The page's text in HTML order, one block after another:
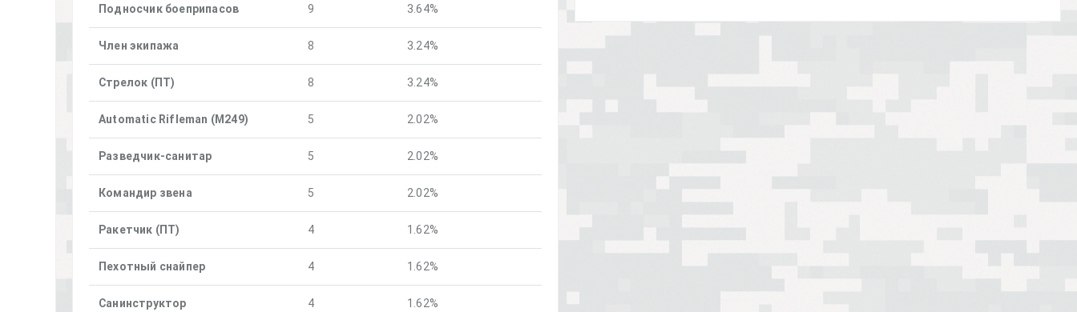
Подносчик боеприпасов 9 3.64%
Член экипажа 8 3.24%
Стрелок (ПТ) 8 3.24%
Automatic Rifleman (M249) 5 2.02%
Разведчик-санитар 5 2.02%
Командир звена 5 2.02%
Ракетчик (ПТ) 4 1.62%
Пехотный снайпер 4 1.62%
Санинструктор 4 1.62%